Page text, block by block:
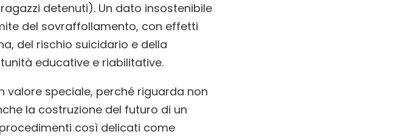
detenuti). Un dato insostenibile
del sovraffollamento, con effetti
del rischio suicidario e della
educative e riabilitative.
valore speciale, perché riguarda non
la costruzione del futuro di un
così delicati come